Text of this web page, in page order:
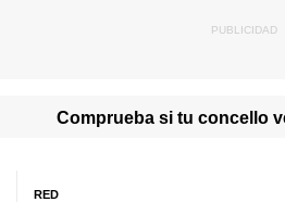
Comprueba si tu concello
RED